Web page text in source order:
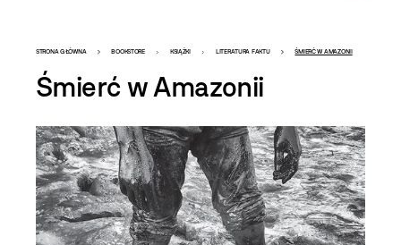
Bookstore
-
szablon
szczegóły
STRONA GŁÓWNA BOOKSTORE KSIĄŻKI LITERATURA FAKTU ŚMIERĆ W AMAZONII
Śmierć w Amazonii